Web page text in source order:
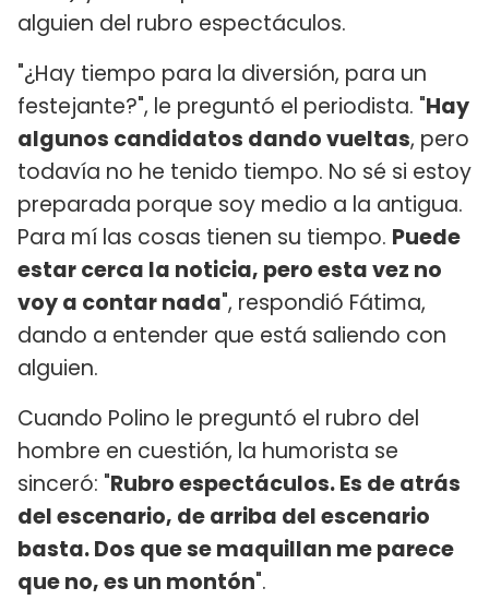
alguien del rubro espectáculos.
"¿Hay tiempo para la diversión, para un
festejante?", le preguntó el periodista. "Hay
algunos candidatos dando vueltas, pero
todavía no he tenido tiempo. No sé si estoy
preparada porque soy medio a la antigua.
Para mí las cosas tienen su tiempo. Puede
estar cerca la noticia, pero esta vez no
voy a contar nada", respondió Fátima,
dando a entender que está saliendo con
alguien.
Cuando Polino le preguntó el rubro del
hombre en cuestión, la humorista se
sinceró: "Rubro espectáculos. Es de atrás
del escenario, de arriba del escenario
basta. Dos que se maquillan me parece
que no, es un montón".